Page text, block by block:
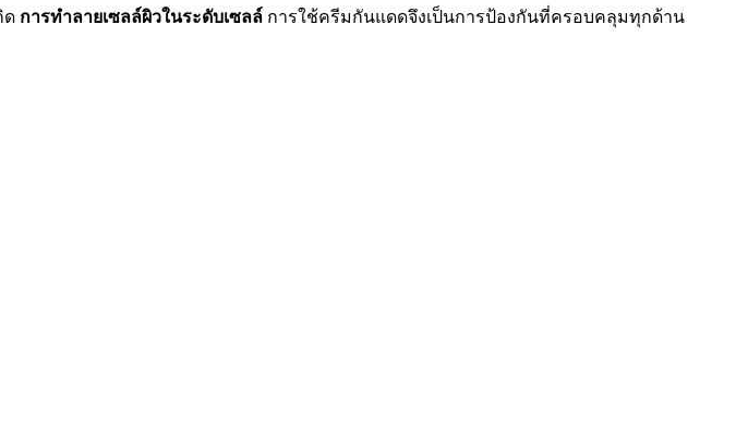
ด การทำลายเซลล์ผิวในระดับเซลล์ การใช้ครีมกันแดดจึงเป็นการป้องกันที่ครอบคลุมทุกด้าน